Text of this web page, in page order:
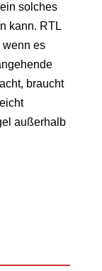
solches
kann. RTL
wenn es
braucht
außerhalb